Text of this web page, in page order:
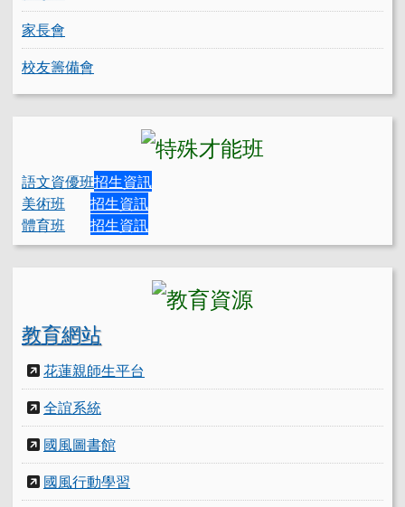
家長會
校友籌備會
語文資優班招生資訊
美術班
招生資訊
體育班
招生資訊
教育網站
花蓮親師生平台
全誼系統
國風圖書館
國風行動學習